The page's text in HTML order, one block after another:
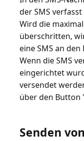
der SMS
Wird die
überschritten,
eine SMS an
Wenn die SMS
eingerichtet
versendet
über den Button
Senden